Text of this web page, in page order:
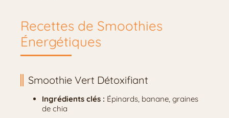
Recettes de Smoothies
Énergétiques
Smoothie Vert Détoxifiant
Ingrédients clés : Épinards, banane, graines
de chia